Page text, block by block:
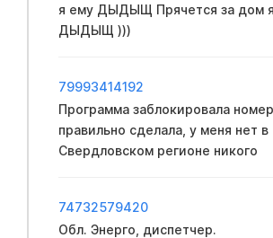
я ему ДЫДЫЩ Прячется за дом я ему тоже
ДЫДЫЩ )))
79993414192
Программа заблокировала
правильно сделала, у меня нет в
Свердловском регионе никого
74732579420
Обл. Энерго, диспетчер.